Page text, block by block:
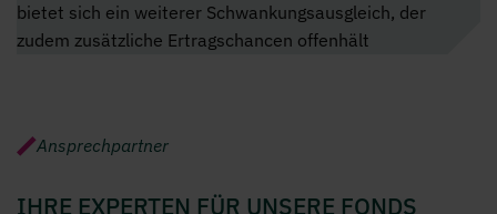
bietet sich ein weiterer Schwankungsausgleich, der
zudem zusätzliche Ertragschancen offenhält
Ansprechpartner
IHRE EXPERTEN FÜR UNSERE FONDS